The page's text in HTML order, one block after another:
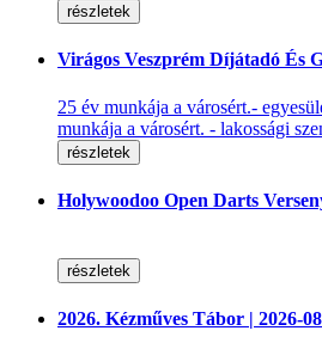
részletek
Virágos Veszprém Díjátadó És
25 év munkája a városért.-
munkája a városért. - lakossági
részletek
Holywoodoo Open Darts
részletek
2026. Kézműves Tábor | 2026-